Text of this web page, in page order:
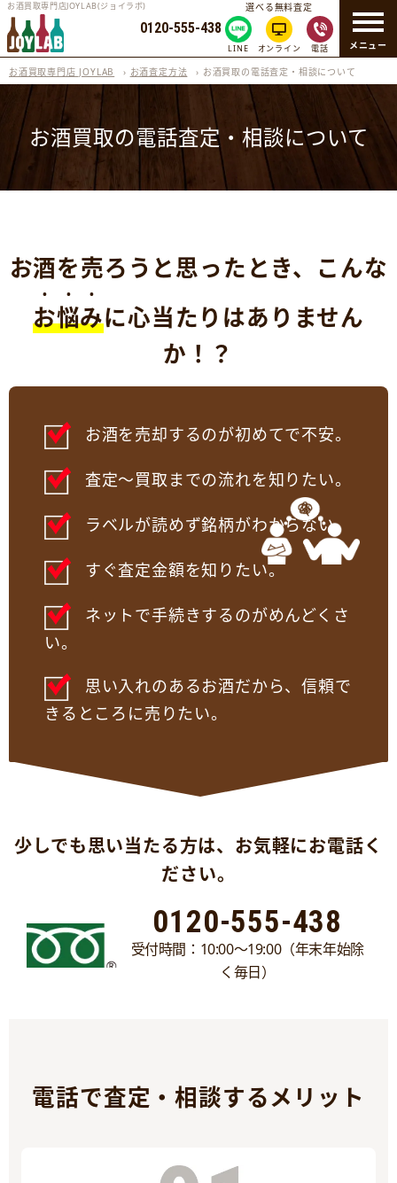
メニュー
お酒買取専門店JOYLAB(ジョイラボ)
0120-555-438
選べる無料査定
LINE オンライン 電話
お酒買取専門店 JOYLAB › お酒査定方法 › お酒買取の電話査定・相談について
お酒買取の電話査定・相談について
お酒を売ろうと思ったとき、こんな
お悩みに心当たりはありません
か！？
お酒を売却するのが初めてで不安。
査定～買取までの流れを知りたい。
ラベルが読めず銘柄がわからない。
すぐ査定金額を知りたい。
ネットで手続きするのがめんどくさ
い。
思い入れのあるお酒だから、信頼で
きるところに売りたい。
少しでも思い当たる方は、お気軽にお電話く
ださい。
0120-555-438
受付時間：10:00～19:00（年末年始除
く毎日）
電話で査定・相談するメリット